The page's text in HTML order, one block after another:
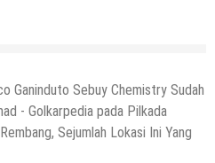
Ganinduto Sebuy Chemistry Sudah
- Golkarpedia pada Pilkada
Sejumlah Lokasi Ini Yang